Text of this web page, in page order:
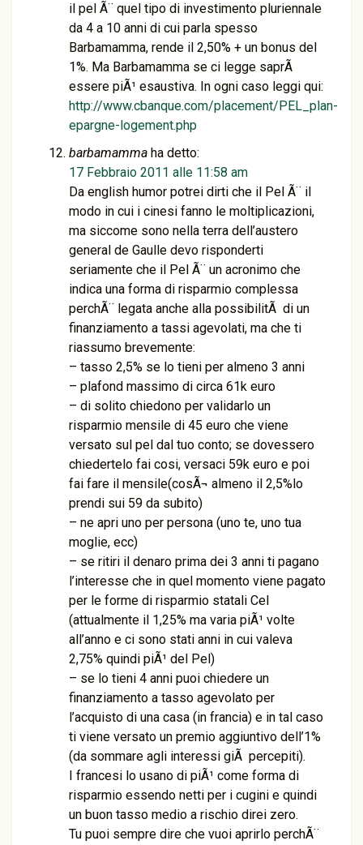
il pel Ã¨ quel tipo di investimento pluriennale
da 4 a 10 anni di cui parla spesso
Barbamamma, rende il 2,50% + un bonus del
1%. Ma Barbamamma se ci legge saprÃ
essere piÃ¹ esaustiva. In ogni caso leggi qui:
http://www.cbanque.com/placement/PEL_plan-
epargne-logement.php
barbamamma ha detto:
17 Febbraio 2011 alle 11:58 am
Da english humor potrei dirti che il Pel Ã¨ il
modo in cui i cinesi fanno le moltiplicazioni,
ma siccome sono nella terra dell’austero
general de Gaulle devo risponderti
seriamente che il Pel Ã¨ un acronimo che
indica una forma di risparmio complessa
perchÃ¨ legata anche alla possibilitÃ di un
finanziamento a tassi agevolati, ma che ti
riassumo brevemente:
– tasso 2,5% se lo tieni per almeno 3 anni
– plafond massimo di circa 61k euro
– di solito chiedono per validarlo un
risparmio mensile di 45 euro che viene
versato sul pel dal tuo conto; se dovessero
chiedertelo fai cosi, versaci 59k euro e poi
fai fare il mensile(cosÃ¬ almeno il 2,5%lo
prendi sui 59 da subito)
– ne apri uno per persona (uno te, uno tua
moglie, ecc)
– se ritiri il denaro prima dei 3 anni ti pagano
l’interesse che in quel momento viene pagato
per le forme di risparmio statali Cel
(attualmente il 1,25% ma varia piÃ¹ volte
all’anno e ci sono stati anni in cui valeva
2,75% quindi piÃ¹ del Pel)
– se lo tieni 4 anni puoi chiedere un
finanziamento a tasso agevolato per
l’acquisto di una casa (in francia) e in tal caso
ti viene versato un premio aggiuntivo dell’1%
(da sommare agli interessi giÃ percepiti).
I francesi lo usano di piÃ¹ come forma di
risparmio essendo netti per i cugini e quindi
un buon tasso medio a rischio direi zero.
Tu puoi sempre dire che vuoi aprirlo perchÃ¨